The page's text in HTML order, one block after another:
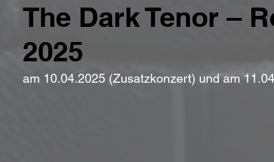
The Dark Tenor –
2025
am 10.04.2025 (Zusatzkonzert) und am